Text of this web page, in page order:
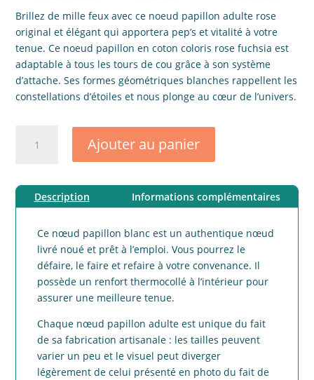
Brillez de mille feux avec ce noeud papillon adulte rose
original et élégant qui apportera pep’s et vitalité à votre
tenue. Ce noeud papillon en coton coloris rose fuchsia est
adaptable à tous les tours de cou grâce à son système
d’attache. Ses formes géométriques blanches rappellent les
constellations d’étoiles et nous plonge au cœur de l’univers.
adulte
brillant
Ajouter au panier
Description Informations complémentaires
Ce nœud papillon blanc est un authentique nœud
livré noué et prêt à l’emploi. Vous pourrez le
défaire, le faire et refaire à votre convenance. Il
possède un renfort thermocollé à l’intérieur pour
assurer une meilleure tenue.
Chaque nœud papillon adulte est unique du fait
de sa fabrication artisanale : les tailles peuvent
varier un peu et le visuel peut diverger
légèrement de celui présenté en photo du fait de